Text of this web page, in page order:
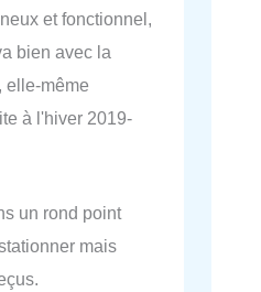
et fonctionnel,
bien avec la
elle-même
à l'hiver 2019-
un rond point
mais